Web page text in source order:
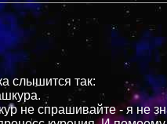
слышится так:
не спрашивайте - я не